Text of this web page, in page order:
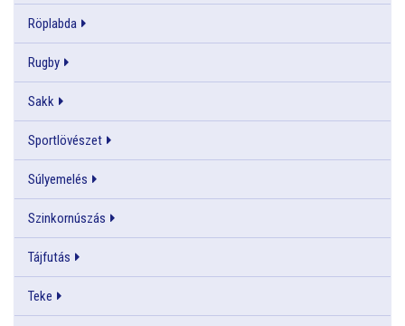
Röplabda
Rugby
Sakk
Sportlövészet
Súlyemelés
Szinkornúszás
Tájfutás
Teke